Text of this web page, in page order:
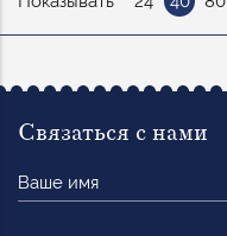
Связаться с нами
имя